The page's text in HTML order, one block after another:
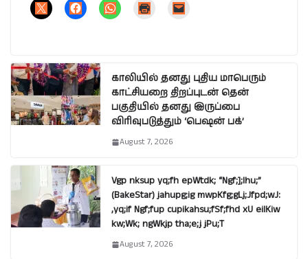
காலியில் தனது புதிய மாபெரும்
காட்சியறை திறப்புடன் தென்
பகுதியில் தனது இருப்பை
விரிவுபடுத்தும் ‘பெஷன் பக்’
August 7, 2026
Vgp nksup yq;fh epWtdk; “Ngf;];lhu;”
(BakeStar) jahupg;ig mwpKfg;gLj;Jfpd;wJ:
,yq;if Ngf;fup cupikahsu;fSf;fhd xU eilKiw
kw;Wk; ngWkjp tha;e;j jPu;T
August 7, 2026